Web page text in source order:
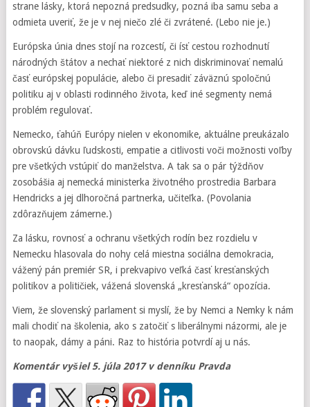
strane lásky, ktorá nepozná predsudky, pozná iba samu seba a
odmieta uveriť, že je v nej niečo zlé či zvrátené. (Lebo nie je.)
Európska únia dnes stojí na rozcestí, či ísť cestou rozhodnutí
národných štátov a nechať niektoré z nich diskriminovať nemalú
časť európskej populácie, alebo či presadiť záväznú spoločnú
politiku aj v oblasti rodinného života, keď iné segmenty nemá
problém regulovať.
Nemecko, ťahúň Európy nielen v ekonomike, aktuálne preukázalo
obrovskú dávku ľudskosti, empatie a citlivosti voči možnosti voľby
pre všetkých vstúpiť do manželstva. A tak sa o pár týždňov
zosobášia aj nemecká ministerka životného prostredia Barbara
Hendricks a jej dlhoročná partnerka, učiteľka. (Povolania
zdôrazňujem zámerne.)
Za lásku, rovnosť a ochranu všetkých rodín bez rozdielu v
Nemecku hlasovala do nohy celá miestna sociálna demokracia,
vážený pán premiér SR, i prekvapivo veľká časť kresťanských
politikov a političiek, vážená slovenská „kresťanská“ opozícia.
Viem, že slovenský parlament si myslí, že by Nemci a Nemky k nám
mali chodiť na školenia, ako s zatočiť s liberálnymi názormi, ale je
to naopak, dámy a páni. Raz to história potvrdí aj u nás.
Komentár vyšiel 5. júla 2017 v denníku Pravda